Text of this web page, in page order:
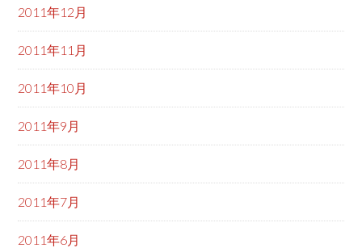
2011年12月
2011年11月
2011年10月
2011年9月
2011年8月
2011年7月
2011年6月